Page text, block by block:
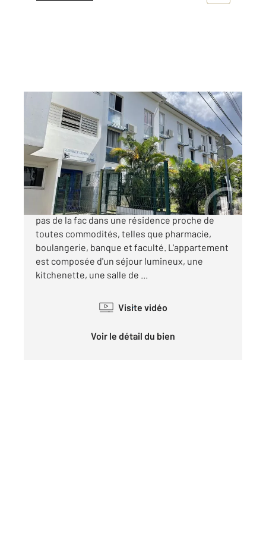
ST DENIS 974
31,24 m2, 2 pièces
Ref : 14905
Appartement Duplex à vendre
88 000 €
Venez visiter ce beau T1 bis situé à quelques
pas de la fac dans une résidence proche de
toutes commodités, telles que pharmacie,
boulangerie, banque et faculté. L'appartement
est composée d'un séjour lumineux, une
kitchenette, une salle de ...
Visite vidéo
Voir le détail du bien